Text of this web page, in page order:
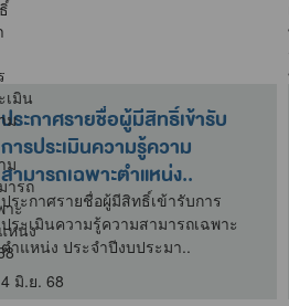
ประกาศรายชื่อผู้มีสิทธิ์เข้ารับ
การประเมินความรู้ความ
สามารถเฉพาะตำแหน่ง..
ประกาศรายชื่อผู้มีสิทธิ์เข้ารับการ
ประเมินความรู้ความสามารถเฉพาะ
ตำแหน่ง ประจำปีงบประมา..
4 มิ.ย. 68